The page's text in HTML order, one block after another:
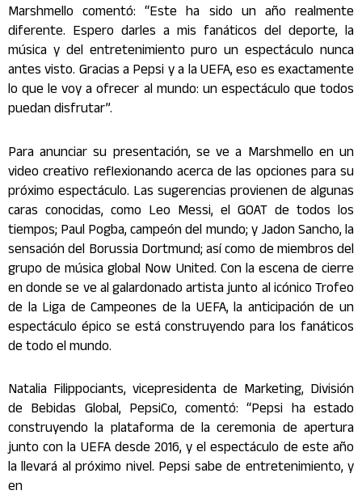
Marshmello comentó: “Este ha sido un año realmente
diferente. Espero darles a mis fanáticos del deporte, la
música y del entretenimiento puro un espectáculo nunca
antes visto. Gracias a Pepsi y a la UEFA, eso es exactamente
lo que le voy a ofrecer al mundo: un espectáculo que todos
puedan disfrutar”.
Para anunciar su presentación, se ve a Marshmello en un
video creativo reflexionando acerca de las opciones para su
próximo espectáculo. Las sugerencias provienen de algunas
caras conocidas, como Leo Messi, el GOAT de todos los
tiempos; Paul Pogba, campeón del mundo; y Jadon Sancho, la
sensación del Borussia Dortmund; así como de miembros del
grupo de música global Now United. Con la escena de cierre
en donde se ve al galardonado artista junto al icónico Trofeo
de la Liga de Campeones de la UEFA, la anticipación de un
espectáculo épico se está construyendo para los fanáticos
de todo el mundo.
Natalia Filippociants, vicepresidenta de Marketing, División
de Bebidas Global, PepsiCo, comentó: “Pepsi ha estado
construyendo la plataforma de la ceremonia de apertura
junto con la UEFA desde 2016, y el espectáculo de este año
la llevará al próximo nivel. Pepsi sabe de entretenimiento, y
en